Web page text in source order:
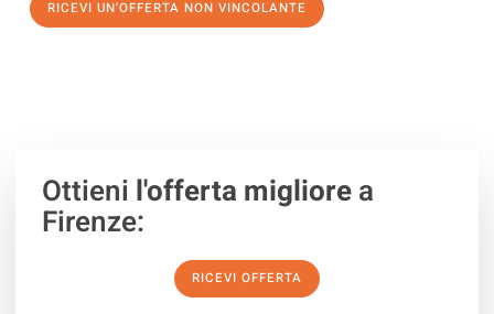
RICEVI UN'OFFERTA NON VINCOLANTE
Ottieni l'offerta migliorea
Firenze:
RICEVI OFFERTA